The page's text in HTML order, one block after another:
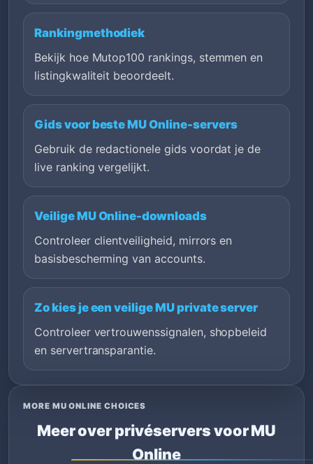
Rankingmethodiek
Bekijk hoe Mutop100 rankings, stemmen en
listingkwaliteit beoordeelt.
Gids voor beste MU Online-servers
Gebruik de redactionele gids voordat je de
live ranking vergelijkt.
Veilige MU Online-downloads
Controleer clientveiligheid, mirrors en
basisbescherming van accounts.
Zo kies je een veilige MU private server
Controleer vertrouwenssignalen, shopbeleid
en servertransparantie.
MORE MU ONLINE CHOICES
Meer over privéservers voor MU
Online